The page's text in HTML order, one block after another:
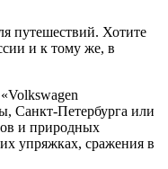
путешествий. Хотите
и к тому же, в
Санкт-Петербурга или
и природных
упряжках, сражения в